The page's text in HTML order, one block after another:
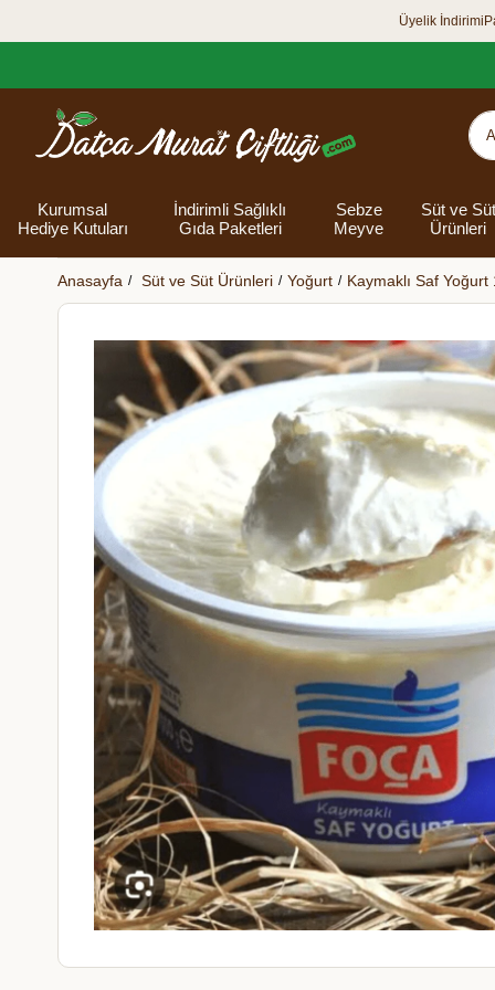
Üyelik İndirimi
Kurumsal
Hediye Kutuları
Tüm Hediye
Kutuları
Bayram Hediye
kutusu
Yaz
İndirimli Sağlıklı
Gıda Paketleri
Sebze
Meyve
Süt ve Süt
Ürünleri
Süt
Bakliyat Unlar Yağlar
Datça Bademi
Organik Yumurta Şarküteri Ürünleri
Banyo
Anasayfa Süt ve Süt Ürünleri Yoğurt Kaymaklı Saf